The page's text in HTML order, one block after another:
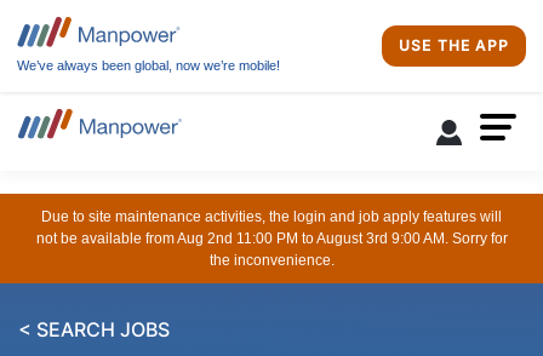
We’ve always been global, now we’re mobile!
USE THE APP
Due to site maintenance activities, the login and job apply features will
not be available from Aug 2nd 11:00 PM to August 3rd 9:00 AM. Sorry for
the inconvenience.
< SEARCH JOBS